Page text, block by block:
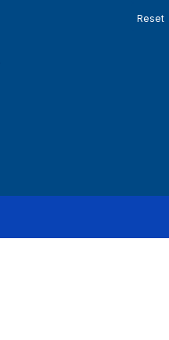
Reset